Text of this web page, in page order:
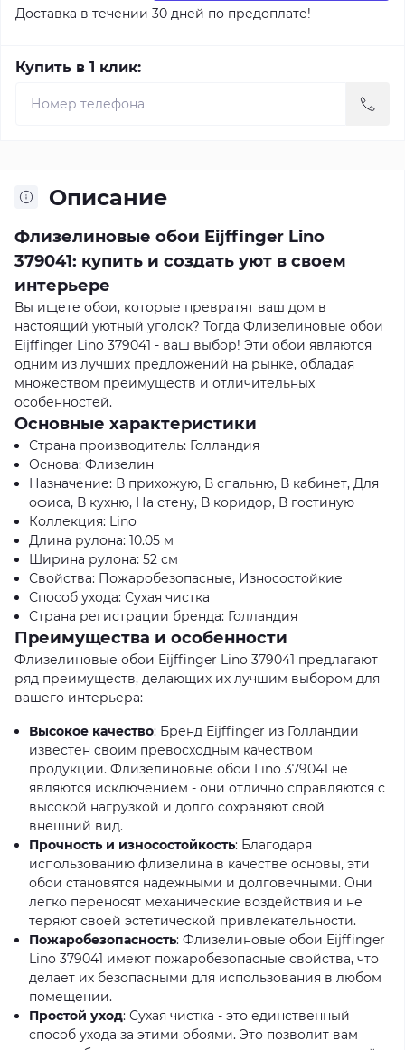
Доставка в течении 30 дней по предоплате!
Купить в 1 клик:
Описание
Флизелиновые обои Eijffinger Lino
379041: купить и создать уют в своем
интерьере
Вы ищете обои, которые превратят ваш дом в
настоящий уютный уголок? Тогда Флизелиновые обои
Eijffinger Lino 379041 - ваш выбор! Эти обои являются
одним из лучших предложений на рынке, обладая
множеством преимуществ и отличительных
особенностей.
Основные характеристики
Страна производитель: Голландия
Основа: Флизелин
Назначение: В прихожую, В спальню, В кабинет, Для
офиса, В кухню, На стену, В коридор, В гостиную
Коллекция: Lino
Длина рулона: 10.05 м
Ширина рулона: 52 см
Свойства: Пожаробезопасные, Износостойкие
Способ ухода: Сухая чистка
Страна регистрации бренда: Голландия
Преимущества и особенности
Флизелиновые обои Eijffinger Lino 379041 предлагают
ряд преимуществ, делающих их лучшим выбором для
вашего интерьера:
Высокое качество: Бренд Eijffinger из Голландии
известен своим превосходным качеством
продукции. Флизелиновые обои Lino 379041 не
являются исключением - они отлично справляются с
высокой нагрузкой и долго сохраняют свой
внешний вид.
Прочность и износостойкость: Благодаря
использованию флизелина в качестве основы, эти
обои становятся надежными и долговечными. Они
легко переносят механические воздействия и не
теряют своей эстетической привлекательности.
Пожаробезопасность: Флизелиновые обои Eijffinger
Lino 379041 имеют пожаробезопасные свойства, что
делает их безопасными для использования в любом
помещении.
Простой уход: Сухая чистка - это единственный
способ ухода за этими обоями. Это позволит вам